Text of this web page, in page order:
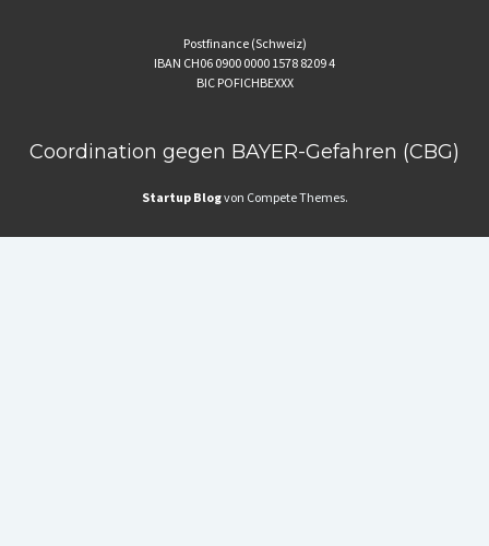
Postfinance (Schweiz)
IBAN CH06 0900 0000 1578 8209 4
BIC POFICHBEXXX
Coordination gegen BAYER-Gefahren (CBG)
Startup Blogvon Compete Themes.